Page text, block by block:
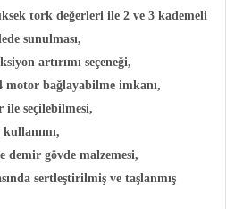
tork değerleri ile 2 ve 3 kademeli
sunulması,
artırımı seçeneği,
motor bağlayabilme imkanı,
seçilebilmesi,
demir gövde malzemesi,
sertleştirilmiş ve taşlanmış